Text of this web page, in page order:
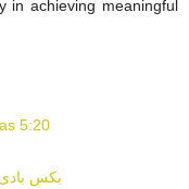
in achieving meaningful
5:20
بکس